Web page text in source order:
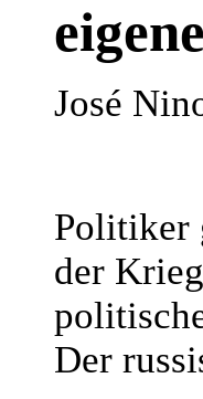
José
Politiker
der
Der